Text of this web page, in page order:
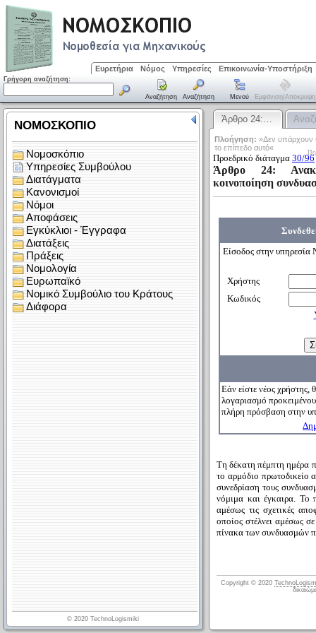
Ευρετήρια Νόμος Υπηρεσίες Επικοινωνία-Υποστήριξη
Γρήγορη αναζήτηση:
Αναζήτηση Αναζήτηση Μενού Εμφάνιση/απόκρυψη
Άρθρο 24:…